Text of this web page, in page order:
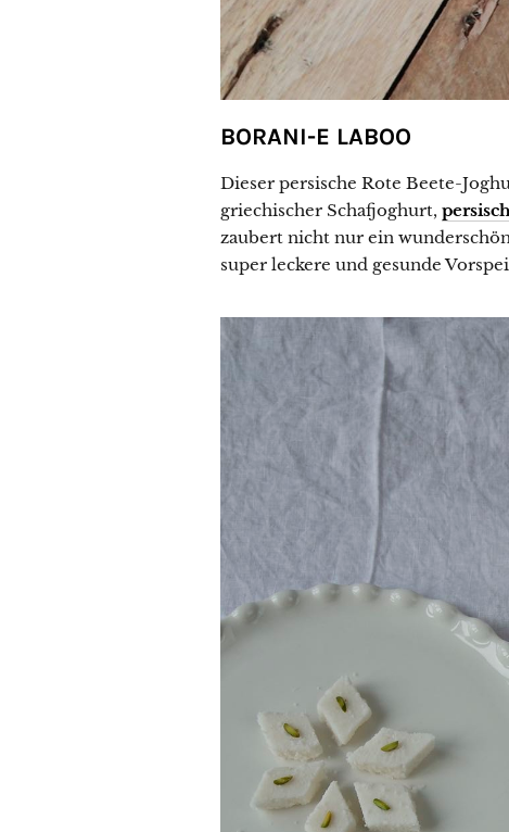
BORANI-E LABOO
Dieser persische Rote Beete-
griechischer Schafjoghurt,
zaubert nicht nur ein
super leckere und gesunde